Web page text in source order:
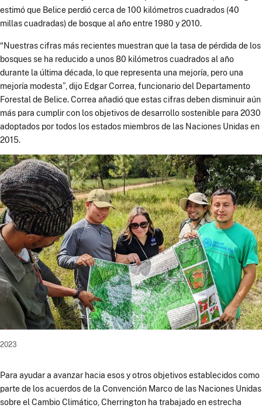
estimó que Belice perdió cerca de 100 kilómetros cuadrados (40
millas cuadradas) de bosque al año entre 1980 y 2010.
“Nuestras cifras más recientes muestran que la tasa de pérdida de los
bosques se ha reducido a unos 80 kilómetros cuadrados al año
durante la última década, lo que representa una mejoría, pero una
mejoría modesta”, dijo Edgar Correa, funcionario del Departamento
Forestal de Belice. Correa añadió que estas cifras deben disminuir aún
más para cumplir con los objetivos de desarrollo sostenible para 2030
adoptados por todos los estados miembros de las Naciones Unidas en
2015.
2023
Para ayudar a avanzar hacia esos y otros objetivos establecidos como
parte de los acuerdos de la Convención Marco de las Naciones Unidas
sobre el Cambio Climático, Cherrington ha trabajado en estrecha